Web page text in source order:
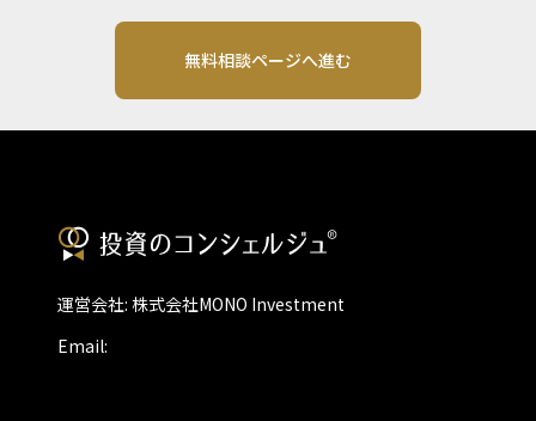
無料相談ページへ進む
運営会社: 株式会社MONO Investment
Email: